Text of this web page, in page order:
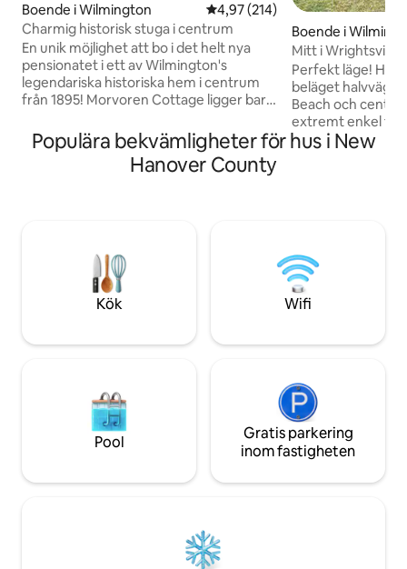
Boende i Wilmington 4,97 av 5 i genomsnittligt
4,97 (214)
Charmig historisk stuga i centrum
En unik möjlighet att bo i det helt nya
pensionatet i ett av Wilmington's
legendariska historiska hem i centrum
från 1895! Morvoren Cottage ligger bara
promenad till hjärtat av centrum med
privat parkering utanför gatan. Ta en
drink på din privata veranda och gå
det bara 20 minuters bilväg till
Wrightsville eller Carolina Beaches!
Boende i
Mitt i Wrightsville
Perfekt läge!
beläget halvvägs
Beach och
extremt enkel tillgång
planlösning med
innan du ger dig
Bekvämligheter
apparater,
kaffe,
Populära bekvämligheter för hus i New
Hanover County
Kök Wifi
Pool
Gratis parkering
inom fastigheten